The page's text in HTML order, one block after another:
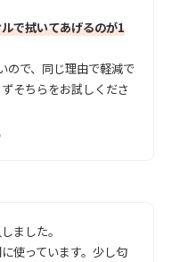
で拭いてあげるのが1
ので、同じ理由で軽減で
そちらをお試しくださ
ました。
使っています。少し匂